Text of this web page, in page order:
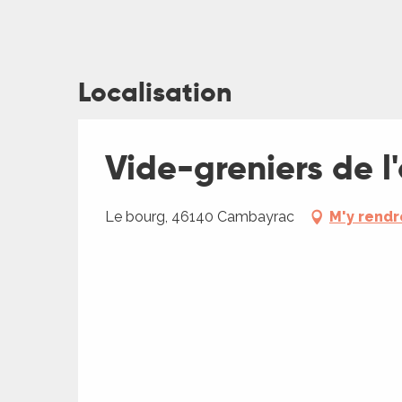
Localisation
Vide-greniers de
Le bourg, 46140 Cambayrac M'y